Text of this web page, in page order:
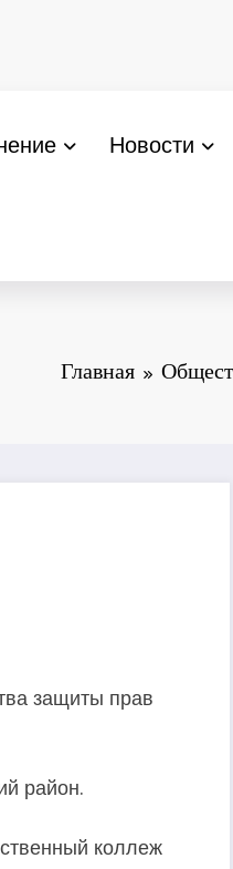
Новости
Главная
защиты прав
район.
коллеж